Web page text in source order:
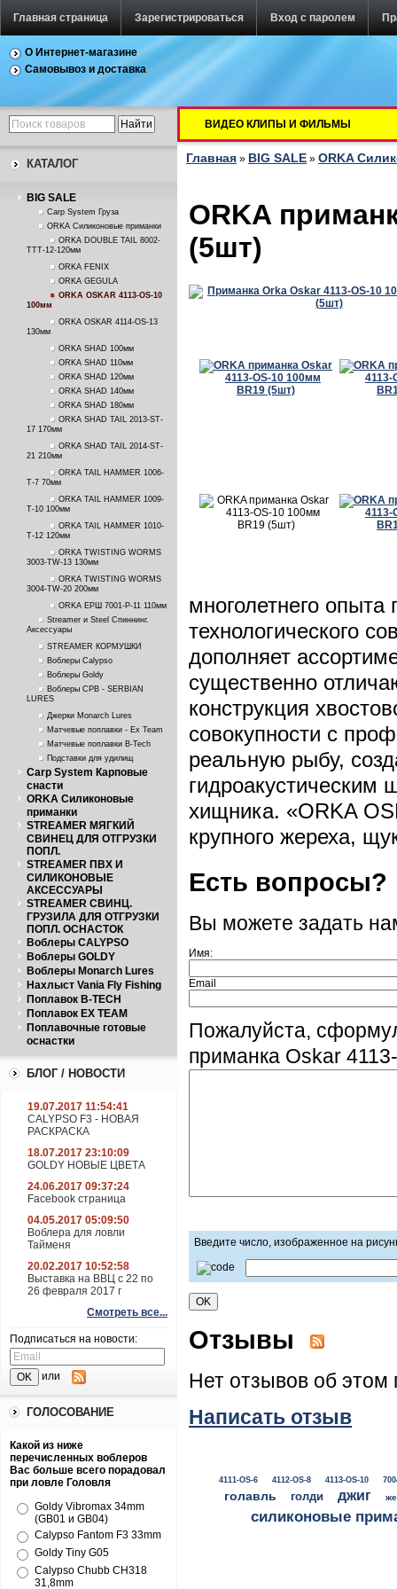
Главная страница Зарегистрироваться Вход с паролем
О Интернет-магазине
Самовывоз и доставка
КАТАЛОГ
BIG SALE
Carp System Груза
ORKA Силиконовые приманки
ORKA DOUBLE TAIL 8002-
TTT-12-120мм
ORKA FENIX
ORKA GEGULA
ORKA OSKAR 4113-OS-10
100мм
ORKA OSKAR 4114-OS-13
130мм
ORKA SHAD 100мм
ORKA SHAD 110мм
ORKA SHAD 120мм
ORKA SHAD 140мм
ORKA SHAD 180мм
ORKA SHAD TAIL 2013-ST-
17 170мм
ORKA SHAD TAIL 2014-ST-
21 210мм
ORKA TAIL HAMMER 1006-
T-7 70мм
ORKA TAIL HAMMER 1009-
T-10 100мм
ORKA TAIL HAMMER 1010-
T-12 120мм
ORKA TWISTING WORMS
3003-TW-13 130мм
ORKA TWISTING WORMS
3004-TW-20 200мм
ORKA ЕРШ 7001-P-11 110мм
Streamer и Steel Спиннинг.
Аксессуары
STREAMER КОРМУШКИ
Воблеры Calypso
Воблеры Goldy
Воблеры СРВ - SERBIAN
LURES
Джерки Monarch Lures
Матчевые поплавки - Ex Team
Матчевые поплавки B-Tech
Подставки для удилищ
Carp System Карповые
снасти
ORKA Силиконовые
приманки
STREAMER МЯГКИЙ
СВИНЕЦ ДЛЯ ОТГРУЗКИ
ПОПЛ.
STREAMER ПВХ И
СИЛИКОНОВЫЕ
АКСЕССУАРЫ
STREAMER СВИНЦ.
ГРУЗИЛА ДЛЯ ОТГРУЗКИ
ПОПЛ. ОСНАСТОК
Воблеры CALYPSO
Воблеры GOLDY
Воблеры Monarch Lures
Нахлыст Vania Fly Fishing
Поплавок B-TECH
Поплавок EX TEAM
Поплавочные готовые
оснастки
БЛОГ / НОВОСТИ
19.07.2017 11:54:41
CALYPSO F3 - НОВАЯ
РАСКРАСКА
18.07.2017 23:10:09
GOLDY НОВЫЕ ЦВЕТА
24.06.2017 09:37:24
Facebook страница
04.05.2017 05:09:50
Воблера для ловли
Тайменя
20.02.2017 10:52:58
Выставка на ВВЦ с 22 по
26 февраля 2017 г
Смотреть все...
Подписаться на новости:
или
ГОЛОСОВАНИЕ
Какой из ниже
перечисленных воблеров
Вас больше всего порадовал
при ловле Головля
Goldy Vibromax 34mm
(GB01 и GB04)
Calypso Fantom F3 33mm
Goldy Tiny G05
Calypso Chubb CH318
31,8mm
ВИДЕО КЛИПЫ И ФИЛЬМЫ
Главная » BIG SALE » ORKA
ORKA
(5шт)
многолетнего
технологического
дополняет
существенно
конструкция
совокупности с
реальную рыбу,
гидроакустическим
хищника. «ORKA
крупного жереха,
Есть вопросы?
Вы можете задать
Имя:
Email
Пожалуйста,
приманка Oskar
Введите число, изображенное на
Отзывы
Нет отзывов об этом
Написать отзыв
4111-OS-6 4112-OS-8 4113-OS-10
голавль голди джиг
силиконовые